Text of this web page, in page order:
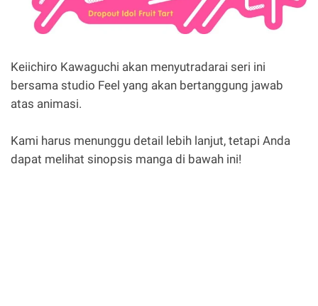
Keiichiro Kawaguchi akan menyutradarai seri ini
bersama studio Feel yang akan bertanggung jawab
atas animasi.
Kami harus menunggu detail lebih lanjut, tetapi Anda
dapat melihat sinopsis manga di bawah ini!